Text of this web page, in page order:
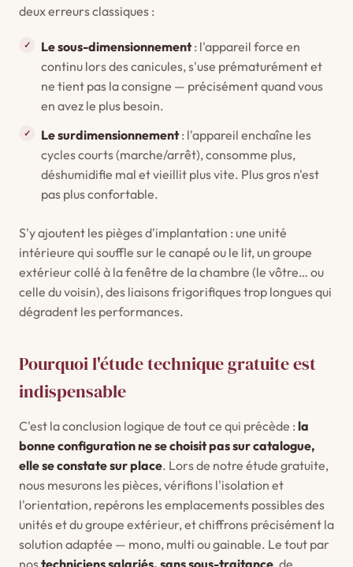
deux erreurs classiques :
Le sous-dimensionnement: l'appareil force en
continu lors des canicules, s'use prématurément et
ne tient pas la consigne — précisément quand vous
en avez le plus besoin.
Le surdimensionnement: l'appareil enchaîne les
cycles courts (marche/arrêt), consomme plus,
déshumidifie mal et vieillit plus vite. Plus gros n'est
pas plus confortable.
S'y ajoutent les pièges d'implantation : une unité
intérieure qui souffle sur le canapé ou le lit, un groupe
extérieur collé à la fenêtre de la chambre (le vôtre… ou
celle du voisin), des liaisons frigorifiques trop longues qui
dégradent les performances.
Pourquoi l'étude technique gratuite est
indispensable
C'est la conclusion logique de tout ce qui précède : la
bonne configuration ne se choisit pas sur catalogue,
elle se constate sur place. Lors de notre étude gratuite,
nous mesurons les pièces, vérifions l'isolation et
l'orientation, repérons les emplacements possibles des
unités et du groupe extérieur, et chiffrons précisément la
solution adaptée — mono, multi ou gainable. Le tout par
nostechniciens salariés, sans sous-traitance , de